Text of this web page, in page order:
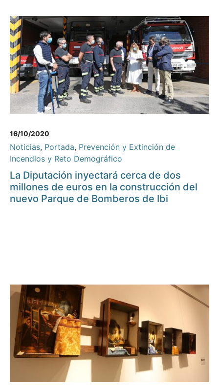
16/10/2020
Noticias, Portada, Prevención y Extinción de
Incendios y Reto Demográfico
La Diputación inyectará cerca de dos
millones de euros en la construcción del
nuevo Parque de Bomberos de Ibi